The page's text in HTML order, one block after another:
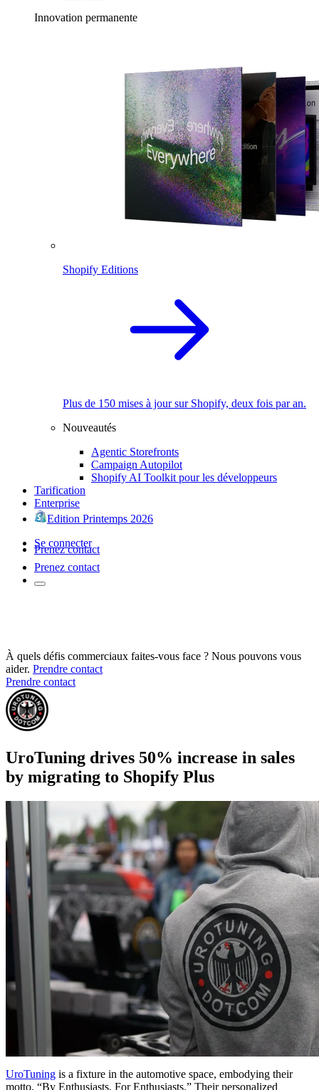
Innovation permanente
Shopify Editions
Plus de 150 mises à jour sur Shopify, deux fois par an.
Nouveautés
Agentic Storefronts
Campaign Autopilot
Shopify AI Toolkit pour les développeurs
Tarification
Enterprise
Edition Printemps 2026
Se connecter
Prenez contact
Prenez contact
À quels défis commerciaux faites-vous face ? Nous pouvons vous
aider. Prendre contact
Prendre contact
UroTuning drives 50% increase in sales
by migrating to Shopify Plus
UroTuning is a fixture in the automotive space, embodying their
motto, “By Enthusiasts, For Enthusiasts.” Their personalized